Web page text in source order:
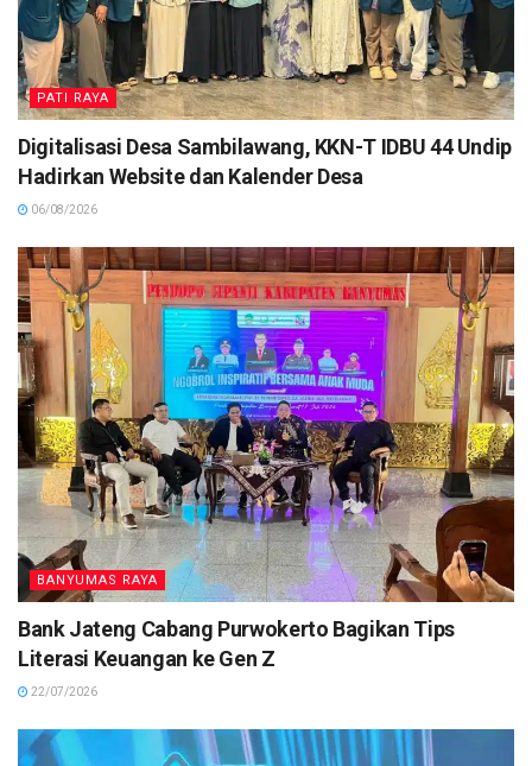
PATI RAYA
Digitalisasi Desa Sambilawang, KKN-T IDBU 44 Undip
Hadirkan Website dan Kalender Desa
06/08/2026
BANYUMAS RAYA
Bank Jateng Cabang Purwokerto Bagikan Tips
Literasi Keuangan ke Gen Z
22/07/2026